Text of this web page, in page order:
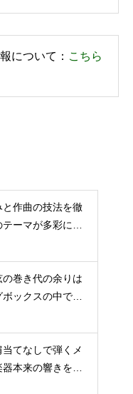
について： こちら
作曲の技法を徹
ーマが多彩に変
巻き代の余りは
ックスの中で絡
てなしで弾くメ
器本来の響きを引